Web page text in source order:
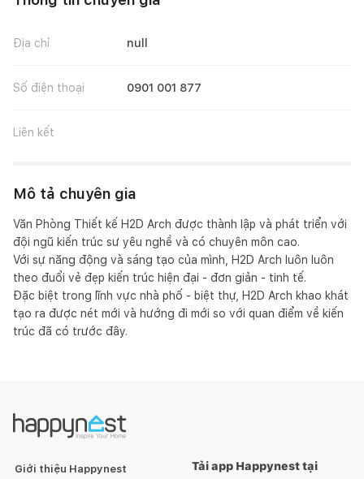
Địa chỉ null
Số điện thoại 0901 001 877
Liên kết
Mô tả chuyên gia
Văn Phòng Thiết kế H2D Arch được thành lập và phát triển với
đội ngũ kiến trúc sư yêu nghề và có chuyên môn cao.
Với sự năng động và sáng tạo của mình, H2D Arch luôn luôn
theo đuổi vẻ đẹp kiến trúc hiện đại - đơn giản - tinh tế.
Đặc biệt trong lĩnh vực nhà phố - biệt thự, H2D Arch khao khát
tạo ra được nét mới và hướng đi mới so với quan điểm về kiến
trúc đã có trước đây.
Giới thiệu Happynest
Tải app Happynest tại